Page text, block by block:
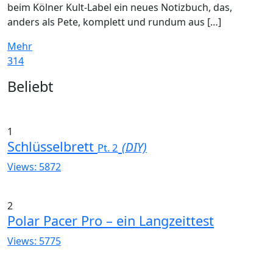
beim Kölner Kult-Label ein neues Notizbuch, das,
anders als Pete, komplett und rundum aus […]
Mehr
314
Widgets
Beliebt
1
Schlüsselbrett Pt. 2 (DIY)
Views: 5872
2
Polar Pacer Pro – ein Langzeittest
Views: 5775